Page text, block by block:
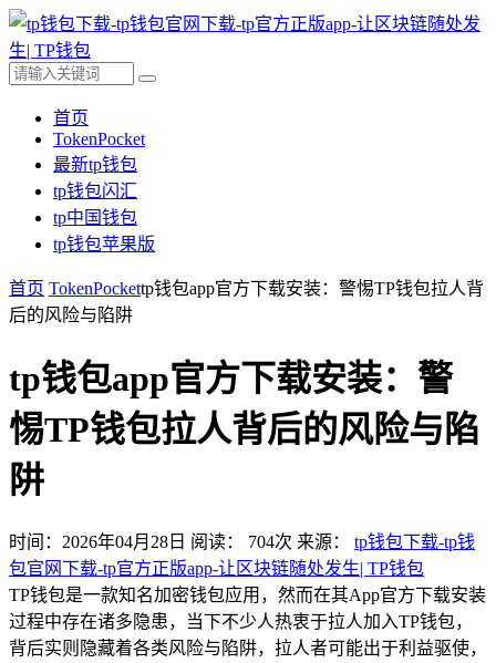
首页
TokenPocket
最新tp钱包
tp钱包闪汇
tp中国钱包
tp钱包苹果版
首页 TokenPockettp钱包app官方下载安装：警惕TP钱包拉人背
后的风险与陷阱
tp钱包app官方下载安装：警
惕TP钱包拉人背后的风险与陷
阱
时间：2026年04月28日 阅读： 704次 来源： tp钱包下载-tp钱
包官网下载-tp官方正版app-让区块链随处发生| TP钱包
TP钱包是一款知名加密钱包应用，然而在其App官方下载安装
过程中存在诸多隐患，当下不少人热衷于拉人加入TP钱包，
背后实则隐藏着各类风险与陷阱，拉人者可能出于利益驱使，